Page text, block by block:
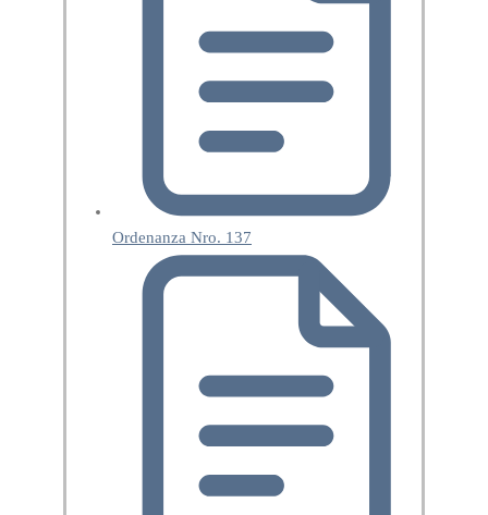
Ordenanza Nro. 137